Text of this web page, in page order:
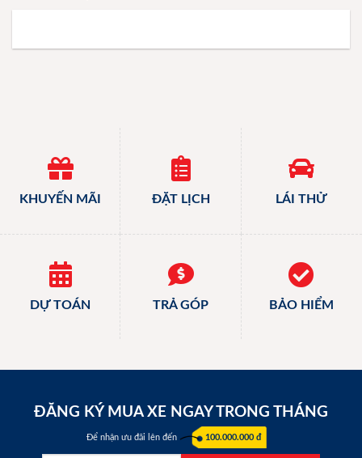
KHUYẾN MÃI ĐẶT LỊCH LÁI THỬ
DỰ TOÁN TRẢ GÓP BẢO HIỂM
ĐĂNG KÝ MUA XE NGAY TRONG THÁNG
Để nhận ưu đãi lên đến 100.000.000 đ